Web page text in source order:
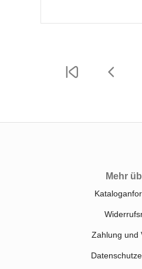
Mehr
Zahlung und